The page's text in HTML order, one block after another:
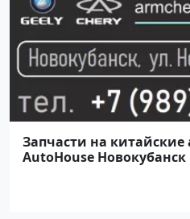
Запчасти на китайские
AutoHouse Новокубанск